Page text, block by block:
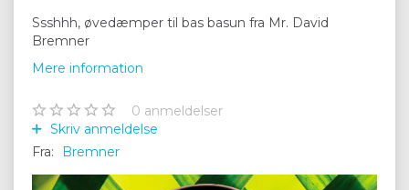
Ssshhh, øvedæmper til bas basun fra Mr. David
Bremner
Mere information
0 anmeldelser
Skriv anmeldelse
Fra:
Bremner